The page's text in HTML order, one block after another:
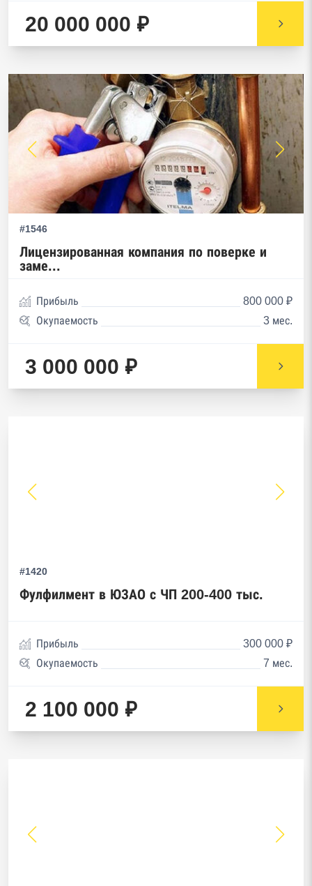
20 000 000 ₽
#1546
Лицензированная компания по поверке и
заме...
Прибыль
800 000 ₽
Окупаемость
3 мес.
3 000 000 ₽
#1420
Фулфилмент в ЮЗАО с ЧП 200-400 тыс.
Прибыль
300 000 ₽
Окупаемость
7 мес.
2 100 000 ₽